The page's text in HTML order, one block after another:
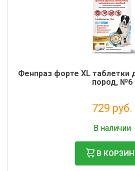
Фенпраз форте XL таблетки
пород, №6
729 руб.
В наличии
В